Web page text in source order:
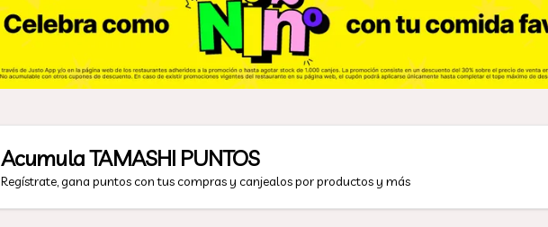
AcumulaTAMASHI PUNTOS
Regístrate, gana puntos con tus compras y canjealos por productos y más